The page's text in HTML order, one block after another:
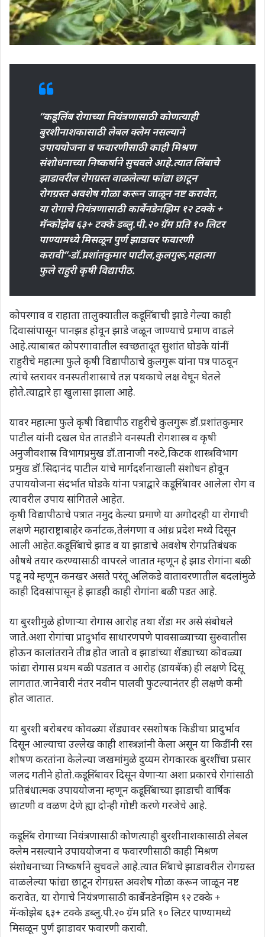
“कडूलिंब रोगाच्या नियंत्रणासाठी कोणत्याही
बुरशीनाशकासाठी लेबल क्लेम नसल्याने
उपाययोजना व फवारणीसाठी काही मिश्रण
संशोधनाच्या निष्कर्षाने सुचवले आहे.त्यात लिंबाचे
झाडावरील रोगग्रस्त वाळलेल्या फांद्या छाटून
रोगग्रस्त अवशेष गोळा करून जाळून नष्ट करावेत,
या रोगाचे नियंत्रणासाठी कार्बेनडेनझिम १२ टक्के +
मॅन्कोझेब ६३+ टक्के डब्लु.पी.२० ग्रॅम प्रति १० लिटर
पाण्यामध्ये मिसळून पुर्ण झाडावर फवारणी
करावी”-डॉ.प्रशांतकुमार पाटील,कुलगुरू,महात्मा
फुले राहुरी कृषी विद्यापीठ.
कोपरगाव व राहाता तालुक्यातील कडूलिंबाची झाडे गेल्या काही
दिवासांपासून पानझड होवून झाडे जळून जाण्याचे प्रमाण वाढले
आहे.त्याबाबत कोपरगावातील स्वच्छतादूत सुशांत घोडके यांनीं
राहुरीचे महात्मा फुले कृषी विद्यापीठाचे कुलगुरू यांना पत्र पाठवून
त्यांचे स्तरावर वनस्पतीशास्राचे तज्ञ पथकाचे लक्ष वेधून घेतले
होते.त्याद्वारे हा खुलासा झाला आहे.
यावर महात्मा फुले कृषी विद्यापीठ राहुरीचे कुलगुरू डॉ.प्रशांतकुमार
पाटील यांनी दखल घेत तातडीने वनस्पती रोगशास्त्र व कृषी
अनुजीवशास्र विभागप्रमुख डॉ.तानाजी नरुटे,किटक शास्त्रविभाग
प्रमुख डॉ.सिदानंद पाटील यांचे मार्गदर्शनाखाली संशोधन होवून
उपाययोजना संदर्भात घोडके यांना पत्राद्वारे कडूलिंबावर आलेला रोग व
त्यावरील उपाय सांगितले आहेत.
कृषी विद्यापीठाचे पत्रात नमुद केल्या प्रमाणे या अगोदरही या रोगाची
लक्षणे महाराष्ट्राबाहेर कर्नाटक,तेलंगणा व आंध्र प्रदेश मध्ये दिसून
आली आहेत.कडूलिंबाचे झाड व या झाडाचे अवशेष रोगप्रतिबंधक
औषधे तयार करण्यासाठी वापरले जातात म्हणून हे झाड रोगांना बळी
पडू नये म्हणून कनखर असते परंतू अलिकडे वातावरणातील बदलांमुळे
काही दिवसांपासून हे झाडही काही रोगांना बळी पडत आहे.
या बुरशीमुळे होणाऱ्या रोगास आरोह तथा शेंडा मर असे संबोधले
जाते.अशा रोगांचा प्रादुर्भाव साधारणपणे पावसाळ्याच्या सुरुवातीस
होऊन कालांतराने तीव्र होत जातो व झाडांच्या शेंड्याच्या कोवळ्या
फांद्या रोगास प्रथम बळी पडतात व आरोह (डायबॅक) ही लक्षणे दिसू
लागतात.जानेवारी नंतर नवीन पालवी फुटल्यानंतर ही लक्षणे कमी
होत जातात.
या बुरशी बरोबरच कोवळ्या शेंड्यावर रसशोषक किडीचा प्रादुर्भाव
दिसून आल्याचा उल्लेख काही शास्त्रज्ञांनी केला असून या किडींनी रस
शोषण करतांना केलेल्या जखमांमुळे दुय्यम रोगकारक बुरशींचा प्रसार
जलद गतीने होतो.कडूलिंबावर दिसून येणाऱ्या अशा प्रकारचे रोगांसाठी
प्रतिबंधात्मक उपाययोजना म्हणून कडूलिंबाच्या झाडाची वार्षिक
छाटणी व वळण देणे ह्या दोन्ही गोष्टी करणे गरजेचे आहे.
कडूलिंब रोगाच्या नियंत्रणासाठी कोणत्याही बुरशीनाशकासाठी लेबल
क्लेम नसल्याने उपाययोजना व फवारणीसाठी काही मिश्रण
संशोधनाच्या निष्कर्षाने सुचवले आहे.त्यात लिंबाचे झाडावरील रोगग्रस्त
वाळलेल्या फांद्या छाटून रोगग्रस्त अवशेष गोळा करून जाळून नष्ट
करावेत, या रोगाचे नियंत्रणासाठी कार्बेनडेनझिम १२ टक्के +
मॅन्कोझेब ६३+ टक्के डब्लु.पी.२० ग्रॅम प्रति १० लिटर पाण्यामध्ये
मिसळून पुर्ण झाडावर फवारणी करावी.